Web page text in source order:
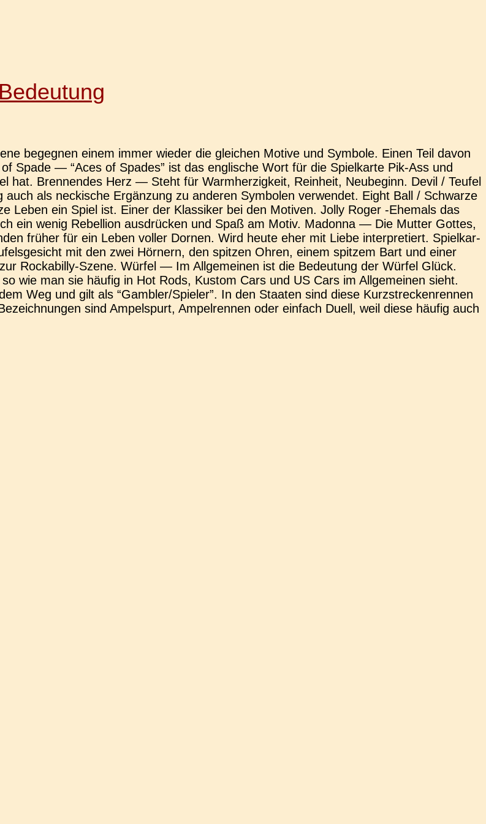
begeg­nen einem immer wieder die glei­chen Motive und Sym­bo­le. Einen Teil davon
Spade — “Aces of Spades” ist das eng­li­sche Wort für die Spiel­kar­te Pik-Ass und
hat. Bren­nen­des Herz — Steht für Warm­her­zig­keit, Rein­heit, Neu­be­ginn. Devil / Teufel
als necki­sche Ergän­zung zu ande­ren Sym­bo­len ver­wen­det. Eight Ball / Schwar­ze
ein Spiel ist. Einer der Klas­si­ker bei den Moti­ven. Jolly Roger ‑Ehe­mals das
ein wenig Rebel­li­on aus­drü­cken und Spaß am Motiv. Madon­na — Die Mutter Gottes,
früher für ein Leben voller Dornen. Wird heute eher mit Liebe inter­pre­tiert. Spiel­kar­
mit den zwei Hör­nern, den spit­zen Ohren, einem spit­zem Bart und einer
Rocka­bil­ly-Szene. Würfel — Im All­ge­mei­nen ist die Bedeu­tung der Würfel Glück.
wie man sie häufig in Hot Rods, Kustom Cars und US Cars im All­ge­mei­nen sieht.
Weg und gilt als “Gambler/Spieler”. In den Staa­ten sind diese Kurz­stre­cken­ren­nen
sind Ampel­spurt, Ampel­ren­nen oder ein­fach Duell, weil diese häufig auch